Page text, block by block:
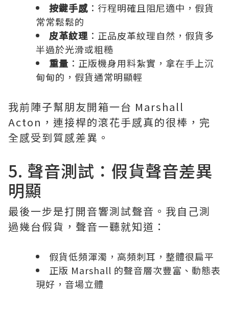
按鍵手感 ：行程明確且阻尼適中，假貨
常常鬆鬆的
皮革紋理 ：正品皮革紋理自然，假貨多
半過於光滑或粗糙
重量 ：正版機身用料紮實，拿在手上沉
甸甸的，假貨通常明顯輕
我前陣子幫朋友開箱一台 Marshall
Acton，連接桿的滾花手感真的很棒，完
全感受到質感差異。
5. 聲音測試：假貨聲音差異
明顯
最後一步是打開音響測試聲音。我自己測
過幾台假貨，聲音一聽就知道：
假貨低頻渾濁，高頻刺耳，整體很扁平
正版 Marshall 的聲音層次豐富、動態表
現好，音場立體